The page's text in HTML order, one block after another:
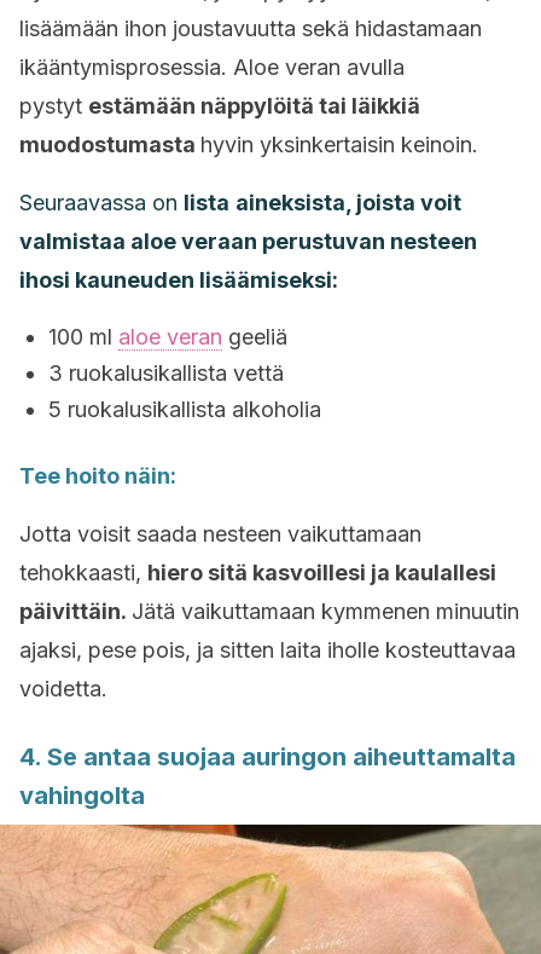
lisäämään ihon joustavuutta sekä hidastamaan
ikääntymisprosessia. Aloe veran avulla
pystyt estämään näppylöitä tai läikkiä
muodostumasta hyvin yksinkertaisin keinoin.
Seuraavassa on lista aineksista, joista voit
valmistaa aloe veraan perustuvan nesteen
ihosi kauneuden lisäämiseksi:
100 ml aloe veran geeliä
3 ruokalusikallista vettä
5 ruokalusikallista alkoholia
Tee hoito näin:
Jotta voisit saada nesteen vaikuttamaan
tehokkaasti, hiero sitä kasvoillesi ja kaulallesi
päivittäin. Jätä vaikuttamaan kymmenen minuutin
ajaksi, pese pois, ja sitten laita iholle kosteuttavaa
voidetta.
4. Se antaa suojaa auringon aiheuttamalta
vahingolta